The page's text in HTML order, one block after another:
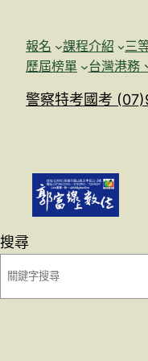
報名 課程介紹 三
歷屆榜單
台灣港務
警察特考國考
搜尋